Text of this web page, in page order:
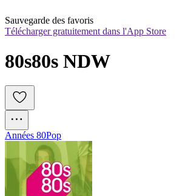
Sauvegarde des favoris
Télécharger gratuitement dans l'App Store
80s80s NDW
Années 80Pop